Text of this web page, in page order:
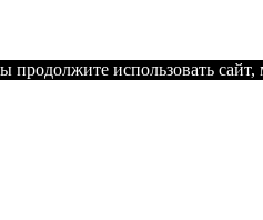
использовать сайт,